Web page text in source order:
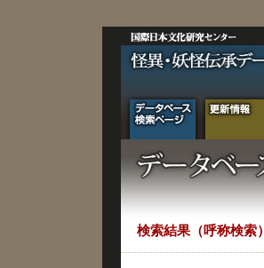
検索結果（呼称検索）